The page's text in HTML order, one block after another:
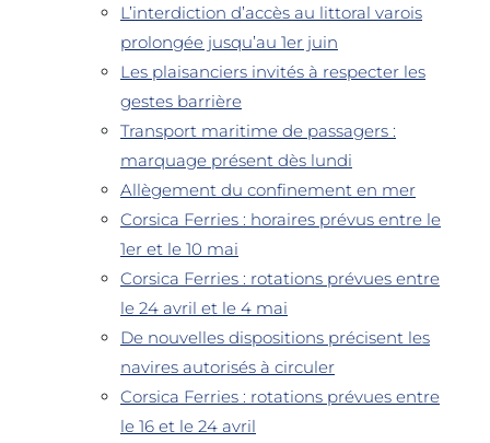
L’interdiction d’accès au littoral varois
prolongée jusqu’au 1er juin
Les plaisanciers invités à respecter les
gestes barrière
Transport maritime de passagers :
marquage présent dès lundi
Allègement du confinement en mer
Corsica Ferries : horaires prévus entre le
1er et le 10 mai
Corsica Ferries : rotations prévues entre
le 24 avril et le 4 mai
De nouvelles dispositions précisent les
navires autorisés à circuler
Corsica Ferries : rotations prévues entre
le 16 et le 24 avril